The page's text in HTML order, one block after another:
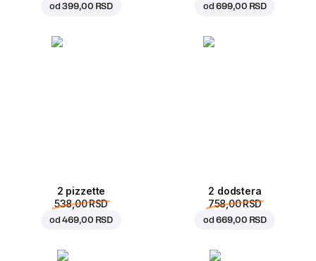
od399,00 RSD od699,00 RSD
2 pizzette
538,00 RSD
od469,00 RSD
2 dodstera
758,00 RSD
od669,00 RSD